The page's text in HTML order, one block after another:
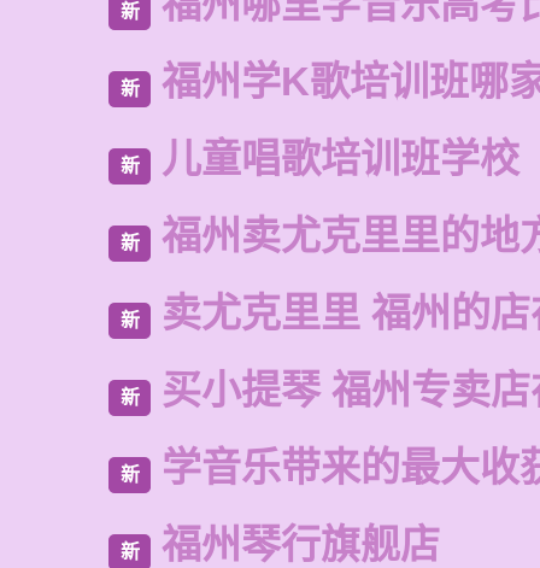
新
新 福州学K歌培训班哪
新 儿童唱歌培训班学校
新 福州卖尤克里里的地
新 卖尤克里里 福州的
新 买小提琴 福州专卖
新 学音乐带来的最大收
新 福州琴行旗舰店